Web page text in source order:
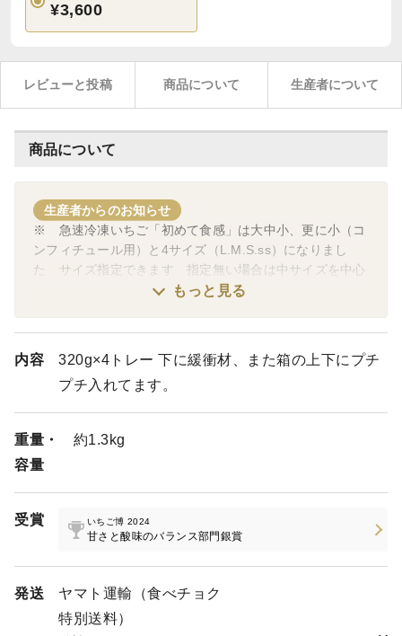
¥3,600
レビューと投稿 商品について 生産者について
商品について
生産者からのお知らせ
※ 急速冷凍いちご「初めて食感」は大中小、更に小（コ
ンフィチュール用）と4サイズ（L.M.S.ss）になりまし
た サイズ指定できます 指定無い場合は中サイズを中心
にお送り致します 加工用はサイズ指定出来ません そし
す
＊ 各種シール類に関し ①お歳暮掛け紙 ②お年賀掛け紙
③メリークリスマス ④バレンタインデー ⑤ひな祭り⑥ホ
他 一般的な熨斗紙(名入れも出来ます)、メッセージカード
もご用意しております。
きますようにお願い致します。その際、イチゴだけで無く
箱の写真も撮り確認させてください 配送先ヤマト 地元
ヤマト 当園 にて原因追求し再発防止に努め 再送又はご返
金致します。
もっと見る
内容
320g×4トレー 下に緩衝材、また箱の上下にプチ
プチ入れてます。
重量・
容量
約1.3kg
受賞 いちご博 2024
甘さと酸味のバランス部門銀賞
発送
ヤマト運輸（食べチョク
特別送料）